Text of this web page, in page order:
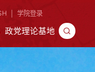
学院登录
政党理论基地